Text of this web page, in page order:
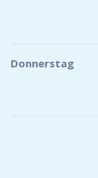
Donnerstag